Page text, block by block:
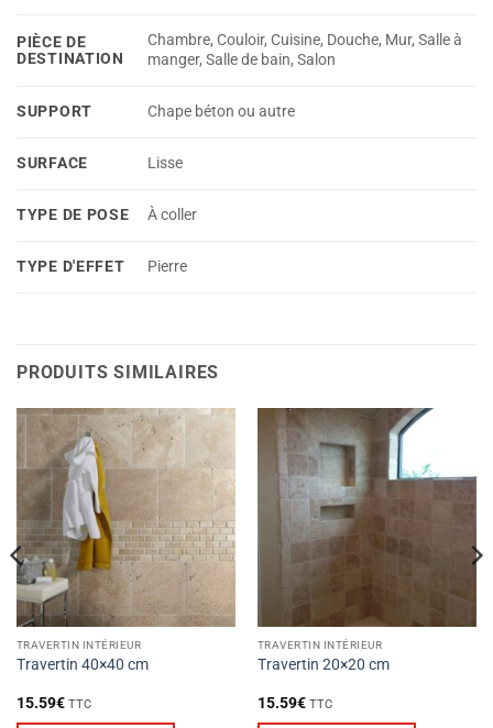
PIÈCE DE
DESTINATION
Chambre, Couloir, Cuisine, Douche, Mur, Salle à
manger, Salle de bain, Salon
SUPPORT Chape béton ou autre
SURFACE Lisse
TYPE DE POSE À coller
TYPE D'EFFET Pierre
PRODUITS SIMILAIRES
TRAVERTIN INTÉRIEUR
Travertin 40×40 cm
15.59€ TTC
TRAVERTIN INTÉRIEUR
Travertin 20×20 cm
15.59€ TTC